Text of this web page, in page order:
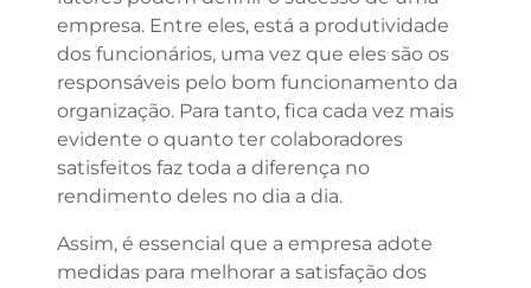
empresa. Entre eles, está a produtividade
dos funcionários, uma vez que eles são os
responsáveis pelo bom funcionamento da
organização. Para tanto, fica cada vez mais
evidente o quanto ter colaboradores
satisfeitos faz toda a diferença no
rendimento deles no dia a dia.
Assim, é essencial que a empresa adote
medidas para melhorar a satisfação dos